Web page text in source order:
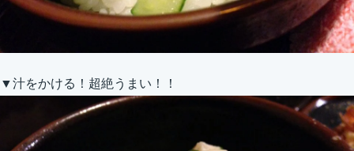
▼汁をかける！超絶うまい！！